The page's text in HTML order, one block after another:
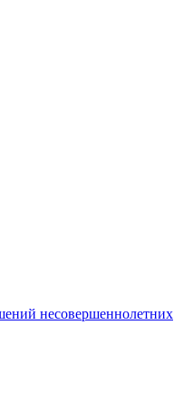
несовершеннолетних